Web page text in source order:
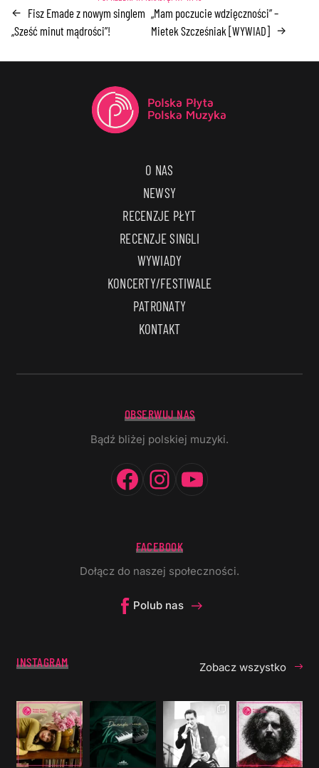
← Fisz Emade z nowym singlem
„Sześć minut mądrości”!
„Mam poczucie wdzięczności” –
Mietek Szcześniak [WYWIAD] →
O NAS
NEWSY
RECENZJE PŁYT
RECENZJE SINGLI
WYWIADY
KONCERTY/FESTIWALE
PATRONATY
KONTAKT
OBSERWUJ NAS
Bądź bliżej polskiej muzyki.
Facebook
Instagram
FACEBOOK
Dołącz do naszej społeczności.
Polub nas
INSTAGRAM Zobacz wszystko